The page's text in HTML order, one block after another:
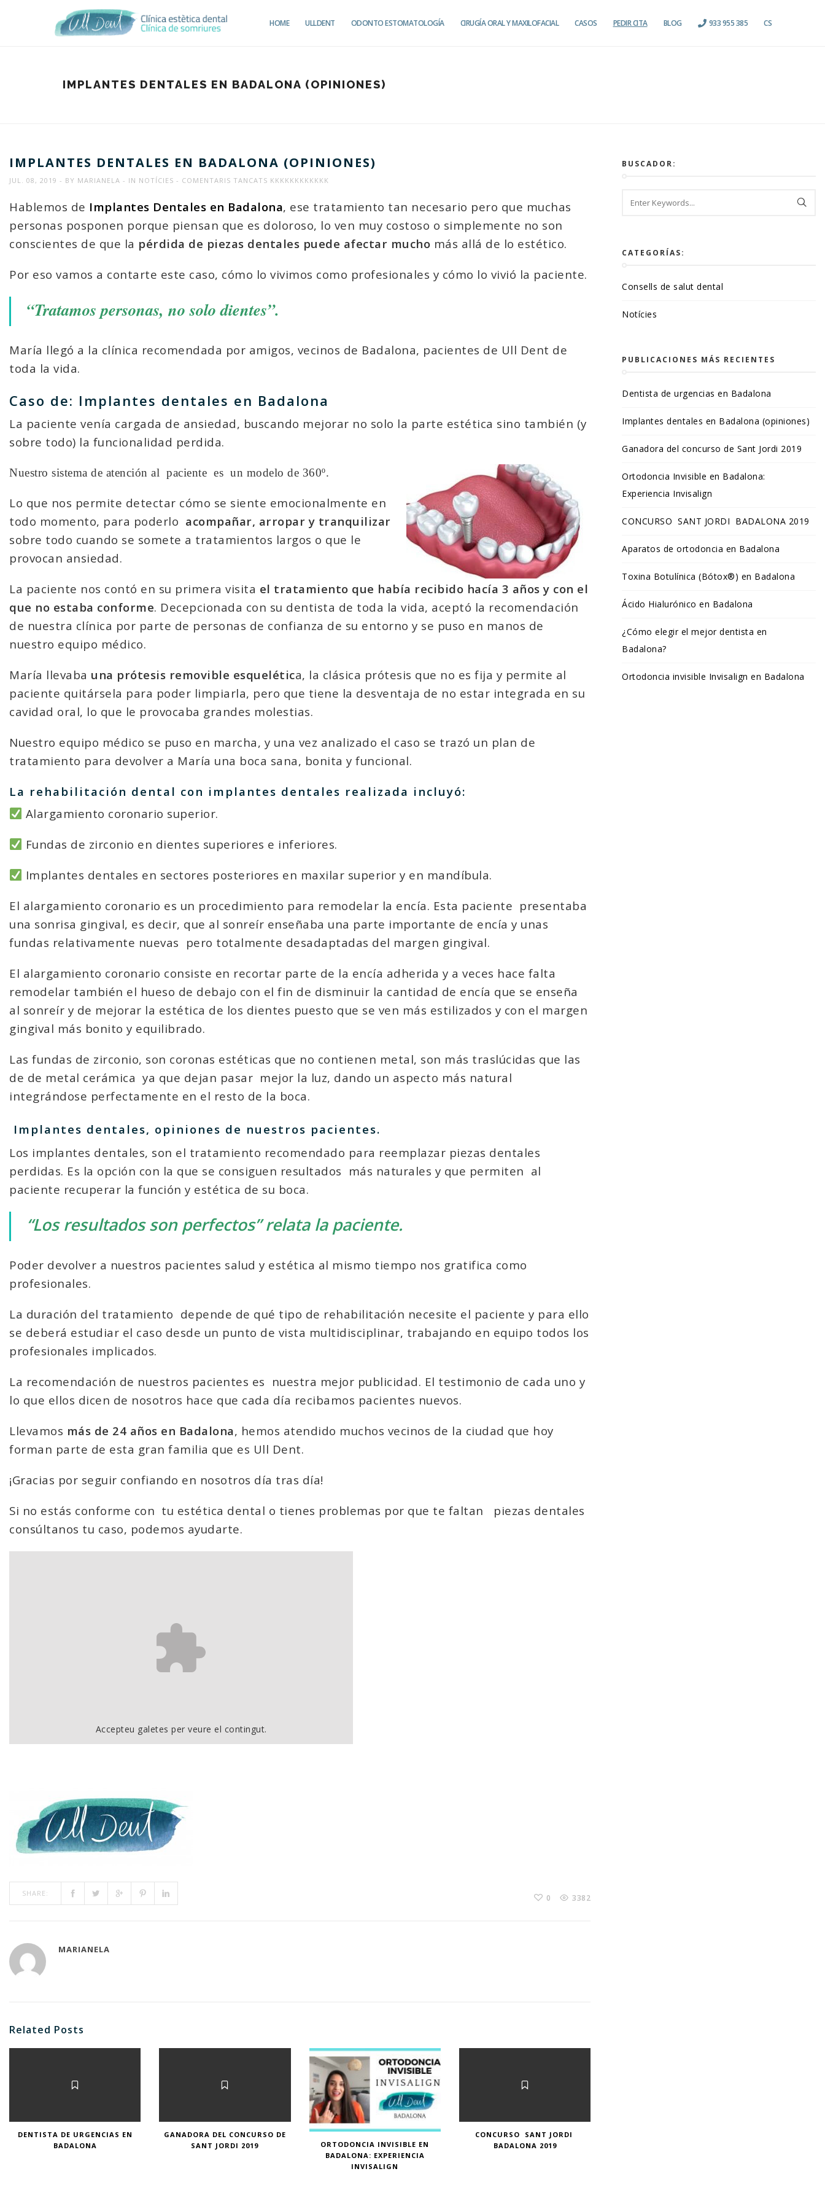
HOME ULLDENT ODONTO ESTOMATOLOGÍA CIRUGÍA ORAL Y MAXILOFACIAL CASOS PEDIR CITA BLOG 933 955 385 CS
IMPLANTES DENTALES EN BADALONA (OPINIONES)
IMPLANTES DENTALES EN BADALONA (OPINIONES)
JUL. 08, 2019 BY MARIANELA IN NOTÍCIES COMENTARIS TANCATS A
DENTALES
EN
BADALONA
KKKKKKKKKKKK
Hablemos de Implantes Dentales en Badalona, ese tratamiento tan necesario pero que muchas
personas posponen porque piensan que es doloroso, lo ven muy costoso o simplemente no son
conscientes de que la pérdida de piezas dentales puede afectar mucho más allá de lo estético.
Por eso vamos a contarte este caso, cómo lo vivimos como profesionales y cómo lo vivió la paciente.
“Tratamos personas, no solo dientes”.
María llegó a la clínica recomendada por amigos, vecinos de Badalona, pacientes de Ull Dent de
toda la vida.
Caso de: Implantes dentales en Badalona
La paciente venía cargada de ansiedad, buscando mejorar no solo la parte estética sino también (y
sobre todo) la funcionalidad perdida.
Nuestro sistema de atención al paciente es un modelo de 360º.
Lo que nos permite detectar cómo se siente emocionalmente en
todo momento, para poderlo acompañar, arropar y tranquilizar
sobre todo cuando se somete a tratamientos largos o que le
provocan ansiedad.
La paciente nos contó en su primera visita el tratamiento que había recibido hacía 3 años y con el
que no estaba conforme. Decepcionada con su dentista de toda la vida, aceptó la recomendación
de nuestra clínica por parte de personas de confianza de su entorno y se puso en manos de
nuestro equipo médico.
María llevaba una prótesis removible esquelética, la clásica prótesis que no es fija y permite al
paciente quitársela para poder limpiarla, pero que tiene la desventaja de no estar integrada en su
cavidad oral, lo que le provocaba grandes molestias.
Nuestro equipo médico se puso en marcha, y una vez analizado el caso se trazó un plan de
tratamiento para devolver a María una boca sana, bonita y funcional.
La rehabilitación dental con implantes dentales realizada incluyó:
Alargamiento coronario superior.
Fundas de zirconio en dientes superiores e inferiores.
Implantes dentales en sectores posteriores en maxilar superior y en mandíbula.
El alargamiento coronario es un procedimiento para remodelar la encía. Esta paciente presentaba
una sonrisa gingival, es decir, que al sonreír enseñaba una parte importante de encía y unas
fundas relativamente nuevas pero totalmente desadaptadas del margen gingival.
El alargamiento coronario consiste en recortar parte de la encía adherida y a veces hace falta
remodelar también el hueso de debajo con el fin de disminuir la cantidad de encía que se enseña
al sonreír y de mejorar la estética de los dientes puesto que se ven más estilizados y con el margen
gingival más bonito y equilibrado.
Las fundas de zirconio, son coronas estéticas que no contienen metal, son más traslúcidas que las
de de metal cerámica ya que dejan pasar mejor la luz, dando un aspecto más natural
integrándose perfectamente en el resto de la boca.
Implantes dentales, opiniones de nuestros pacientes.
Los implantes dentales, son el tratamiento recomendado para reemplazar piezas dentales
perdidas. Es la opción con la que se consiguen resultados más naturales y que permiten al
paciente recuperar la función y estética de su boca.
“Los resultados son perfectos” relata la paciente.
Poder devolver a nuestros pacientes salud y estética al mismo tiempo nos gratifica como
profesionales.
La duración del tratamiento depende de qué tipo de rehabilitación necesite el paciente y para ello
se deberá estudiar el caso desde un punto de vista multidisciplinar, trabajando en equipo todos los
profesionales implicados.
La recomendación de nuestros pacientes es nuestra mejor publicidad. El testimonio de cada uno y
lo que ellos dicen de nosotros hace que cada día recibamos pacientes nuevos.
Llevamos más de 24 años en Badalona, hemos atendido muchos vecinos de la ciudad que hoy
forman parte de esta gran familia que es Ull Dent.
¡Gracias por seguir confiando en nosotros día tras día!
Si no estás conforme con tu estética dental o tienes problemas por que te faltan
piezas dentales
consúltanos tu caso, podemos ayudarte.
Accepteu galetes per veure el contingut.
SHARE: 0 3382
MARIANELA
Related Posts
DENTISTA DE URGENCIAS EN
BADALONA
GANADORA DEL CONCURSO DE
SANT JORDI 2019
ORTODONCIA INVISIBLE EN
BADALONA: EXPERIENCIA
INVISALIGN
CONCURSO SANT JORDI
BADALONA 2019
BUSCADOR:
CATEGORÍAS:
Consells de salut dental
Notícies
PUBLICACIONES MÁS RECIENTES
Dentista de urgencias en Badalona
Implantes dentales en Badalona (opiniones)
Ganadora del concurso de Sant Jordi 2019
Ortodoncia Invisible en Badalona:
Experiencia Invisalign
CONCURSO SANT JORDI BADALONA 2019
Aparatos de ortodoncia en Badalona
Toxina Botulínica (Bótox®) en Badalona
Ácido Hialurónico en Badalona
¿Cómo elegir el mejor dentista en
Badalona?
Ortodoncia invisible Invisalign en Badalona